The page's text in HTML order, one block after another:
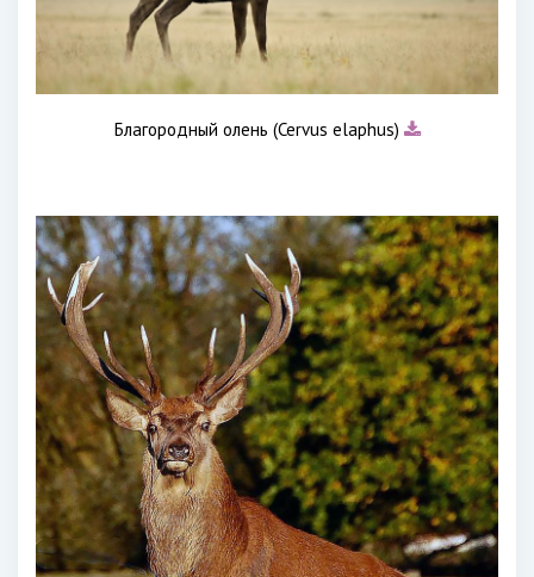
Благородный олень (Cervus elaphus)